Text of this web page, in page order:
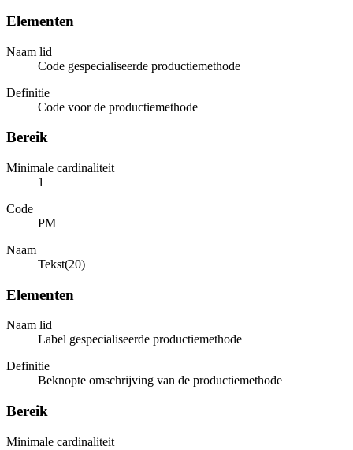
Elementen
Naam lid
Code gespecialiseerde productiemethode
Definitie
Code voor de productiemethode
Bereik
Minimale cardinaliteit
1
Code
PM
Naam
Tekst(20)
Elementen
Naam lid
Label gespecialiseerde productiemethode
Definitie
Beknopte omschrijving van de productiemethode
Bereik
Minimale cardinaliteit